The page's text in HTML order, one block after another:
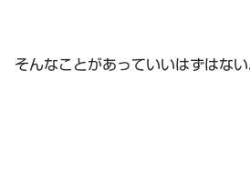
そんなことがあっていいはずはない